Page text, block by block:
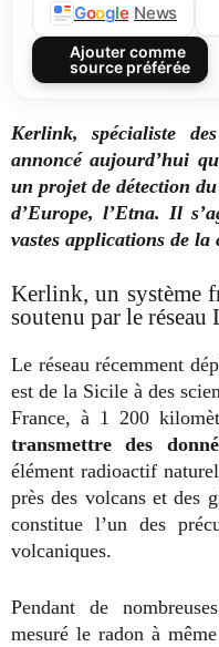
Google News
Ajouter comme
source préférée
Kerlink, spécialiste
annoncé aujourd’hui
un projet de détection
d’Europe, l’Etna. Il
vastes applications de
Kerlink, un système
soutenu par le
Le réseau récemment
est de la Sicile à des
France, à 1 200
transmettre des
élément radioactif
près des volcans et des
constitue l’un des
volcaniques.
Pendant de
mesuré le radon à